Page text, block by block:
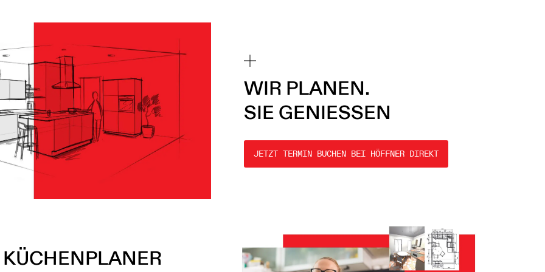
WIR PLANEN.
SIE GENIESSEN
JETZT TERMIN BUCHEN BEI HÖFFNER DIREKT